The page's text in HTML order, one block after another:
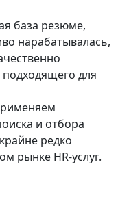
база резюме,
нарабатывалась,
для
и отбора
редко
рынке HR-услуг.